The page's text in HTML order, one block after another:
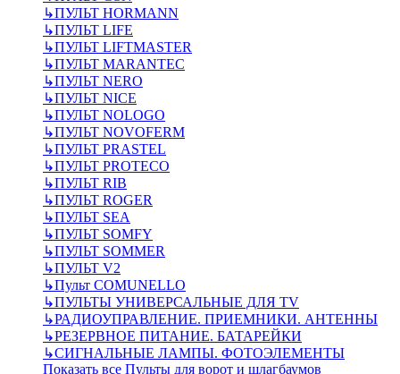
↳ПУЛЬТ HORMANN
↳ПУЛЬТ LIFE
↳ПУЛЬТ LIFTMASTER
↳ПУЛЬТ MARANTEC
↳ПУЛЬТ NERO
↳ПУЛЬТ NICE
↳ПУЛЬТ NOLOGO
↳ПУЛЬТ NOVOFERM
↳ПУЛЬТ PRASTEL
↳ПУЛЬТ PROTECO
↳ПУЛЬТ RIB
↳ПУЛЬТ ROGER
↳ПУЛЬТ SEA
↳ПУЛЬТ SOMFY
↳ПУЛЬТ SOMMER
↳ПУЛЬТ V2
↳Пульт СOMUNELLO
↳ПУЛЬТЫ УНИВЕРСАЛЬНЫЕ ДЛЯ TV
↳РАДИОУПРАВЛЕНИЕ. ПРИЕМНИКИ. АНТЕННЫ
↳РЕЗЕРВНОЕ ПИТАНИЕ. БАТАРЕЙКИ
↳СИГНАЛЬНЫЕ ЛАМПЫ. ФОТОЭЛЕМЕНТЫ
Показать все Пульты для ворот и шлагбаумов